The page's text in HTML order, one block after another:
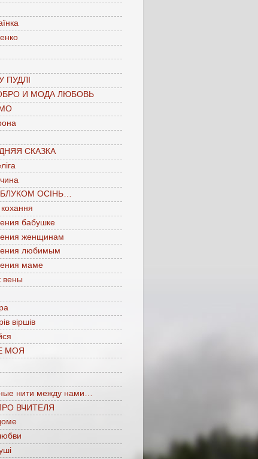
ПУДЛІ
И МОДА ЛЮБОВЬ
СКАЗКА
ОСІНЬ…
кохання
бабушке
женщинам
любимым
маме
вены
віршів
МОЯ
нити между нами…
ВЧИТЕЛЯ